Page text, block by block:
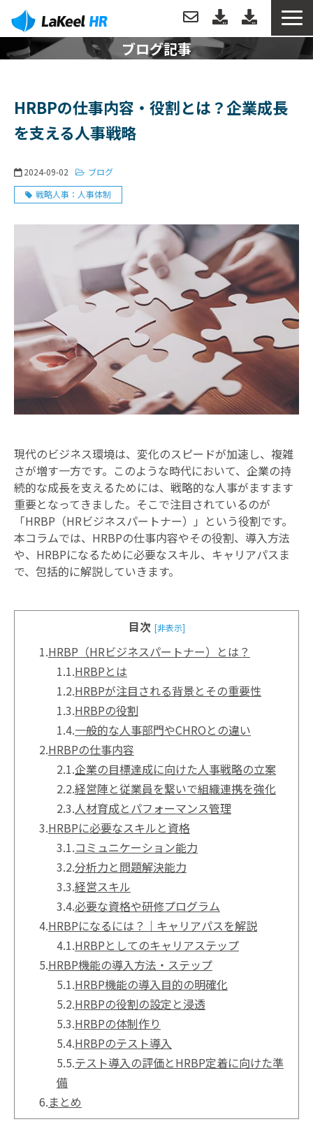
トップ
機能
分析例
お役立ち情報
お知らせ
ブログ記事
HRBPの仕事内容・役割とは？企業成長
を支える人事戦略
2024-09-02
ブログ
戦略人事：人事体制
現代のビジネス環境は、変化のスピードが加速し、複雑
さが増す一方です。このような時代において、企業の持
続的な成長を支えるためには、戦略的な人事がますます
重要となってきました。そこで注目されているのが
「HRBP（HRビジネスパートナー）」という役割です。
本コラムでは、HRBPの仕事内容やその役割、導入方法
や、HRBPになるために必要なスキル、キャリアパスま
で、包括的に解説していきます。
目次 [非表示]
1.HRBP（HRビジネスパートナー）とは？
1.1.HRBPとは
1.2.HRBPが注目される背景とその重要性
1.3.HRBPの役割
1.4.一般的な人事部門やCHROとの違い
2.HRBPの仕事内容
2.1.企業の目標達成に向けた人事戦略の立案
2.2.経営陣と従業員を繋いで組織連携を強化
2.3.人材育成とパフォーマンス管理
3.HRBPに必要なスキルと資格
3.1.コミュニケーション能力
3.2.分析力と問題解決能力
3.3.経営スキル
3.4.必要な資格や研修プログラム
4.HRBPになるには？｜キャリアパスを解説
4.1.HRBPとしてのキャリアステップ
5.HRBP機能の導入方法・ステップ
5.1.HRBP機能の導入目的の明確化
5.2.HRBPの役割の設定と浸透
5.3.HRBPの体制作り
5.4.HRBPのテスト導入
5.5.テスト導入の評価とHRBP定着に向けた準
備
6.まとめ